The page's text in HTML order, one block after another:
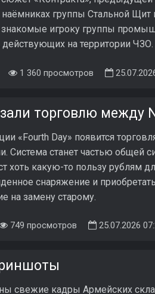
наёмниках группы Стальной Щит
игроку группы
действующих на территории ЧЗО.
1 360 просмотров
торговлю между
«Fourth Day» появится
Система станет частью общей
хоть какую-то пользу рублям
снаряжение и
на замену старому.
749 просмотров 25.07.2026
свежие кадры Армейских